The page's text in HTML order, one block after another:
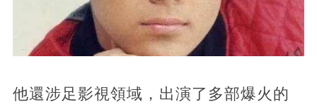
他還涉足影視領域，出演了多部爆火的